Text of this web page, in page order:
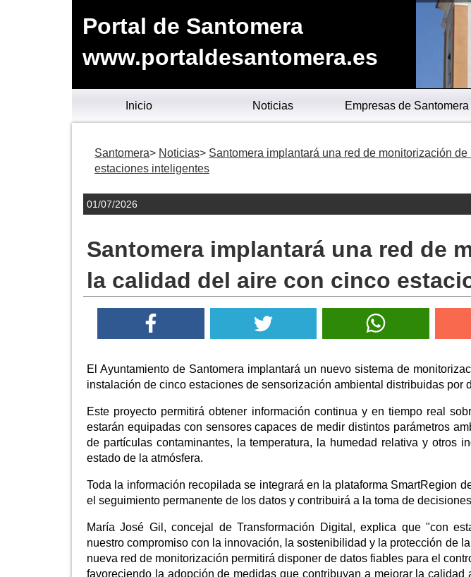
Portal de Santomera
www.portaldesantomera.es
Inicio Noticias Empresas de Santomera
Santomera Noticias
Santomera implantará una red de monitorización
estaciones inteligentes
01/07/2026
Santomera implantará una red de
la calidad del aire con cinco
El Ayuntamiento de Santomera implantará un nuevo sistema de
instalación de cinco estaciones de sensorización ambiental distribuidas por
Este proyecto permitirá obtener información continua y en tiempo real
estarán equipadas con sensores capaces de medir distintos parámetros
de partículas contaminantes, la temperatura, la humedad relativa y otros
estado de la atmósfera.
Toda la información recopilada se integrará en la plataforma SmartRegion
el seguimiento permanente de los datos y contribuirá a la toma de
María José Gil, concejal de Transformación Digital, explica que "con
nuestro compromiso con la innovación, la sostenibilidad y la protección de
nueva red de monitorización permitirá disponer de datos fiables para el
favoreciendo la adopción de medidas que contribuyan a mejorar la